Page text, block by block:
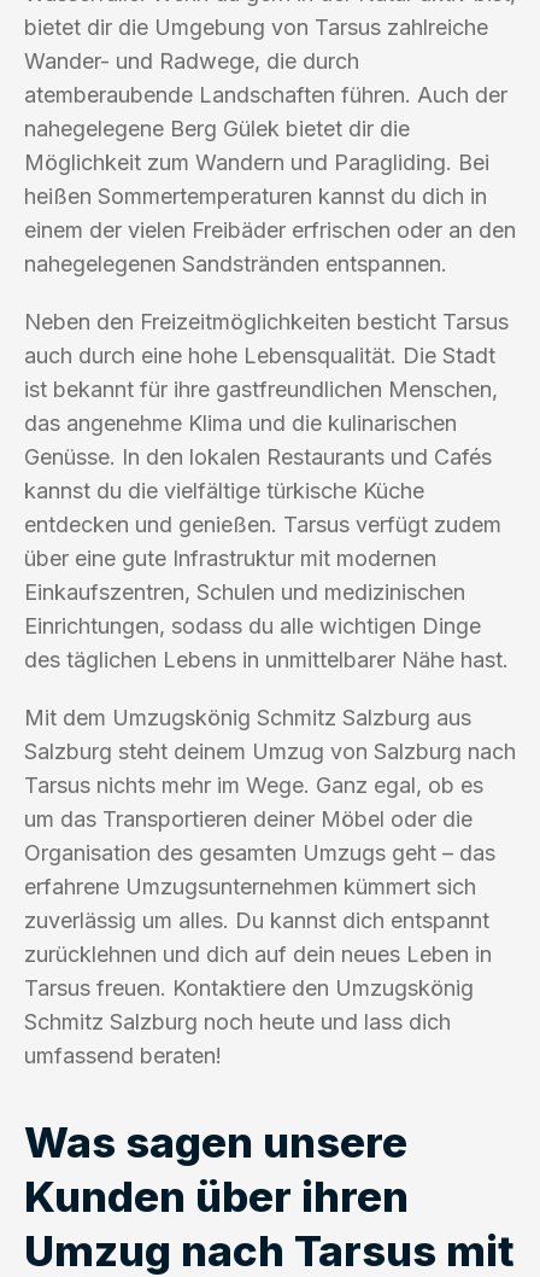
bietet dir die Umgebung von Tarsus zahlreiche
Wander- und Radwege, die durch
atemberaubende Landschaften führen. Auch der
nahegelegene Berg Gülek bietet dir die
Möglichkeit zum Wandern und Paragliding. Bei
heißen Sommertemperaturen kannst du dich in
einem der vielen Freibäder erfrischen oder an den
nahegelegenen Sandstränden entspannen.
Neben den Freizeitmöglichkeiten besticht Tarsus
auch durch eine hohe Lebensqualität. Die Stadt
ist bekannt für ihre gastfreundlichen Menschen,
das angenehme Klima und die kulinarischen
Genüsse. In den lokalen Restaurants und Cafés
kannst du die vielfältige türkische Küche
entdecken und genießen. Tarsus verfügt zudem
über eine gute Infrastruktur mit modernen
Einkaufszentren, Schulen und medizinischen
Einrichtungen, sodass du alle wichtigen Dinge
des täglichen Lebens in unmittelbarer Nähe hast.
Mit dem Umzugskönig Schmitz Salzburg aus
Salzburg steht deinem Umzug von Salzburg nach
Tarsus nichts mehr im Wege. Ganz egal, ob es
um das Transportieren deiner Möbel oder die
Organisation des gesamten Umzugs geht – das
erfahrene Umzugsunternehmen kümmert sich
zuverlässig um alles. Du kannst dich entspannt
zurücklehnen und dich auf dein neues Leben in
Tarsus freuen. Kontaktiere den Umzugskönig
Schmitz Salzburg noch heute und lass dich
umfassend beraten!
Was sagen unsere
Kunden über ihren
Umzug nach Tarsus mit